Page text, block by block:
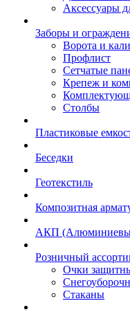
Аксессуары
Заборы и
Ворота и
Профлист
Сетчатые
Крепеж и
Столбы
Пластиковые
Беседки
Геотекстиль
Композитная
АКП
Розничный
Очки
Стаканы